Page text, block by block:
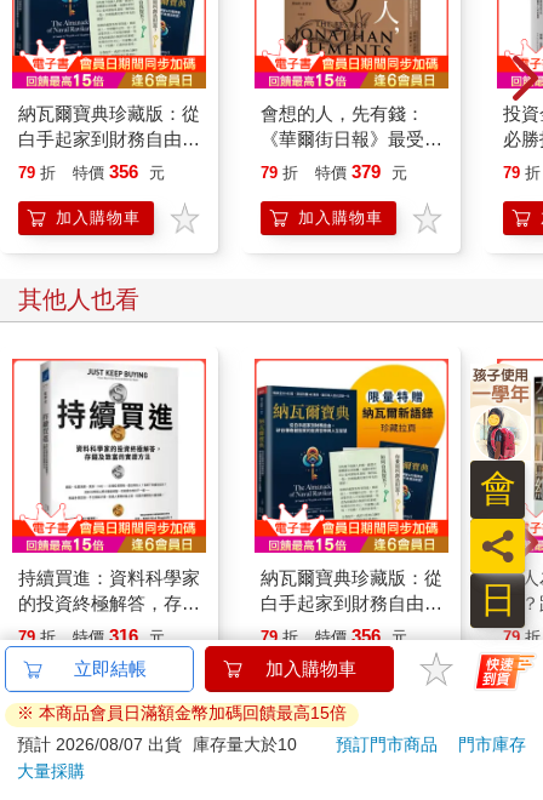
最終應該為你的財富增加1,000 ∼ 1 萬美元，若你在工作上獲得晉
陞，或是認真經營副業，你應該有大約這個級距的薪資增幅，這
能讓你存更多錢。舉例而言，從第1 階攀升至第2 階的一個好策略
是當家教賺額外收入，但若要把這策略用於第3 階，得把它擴展
成完整的副業，例如透過廣告宣傳你的服務，或是僱用更多家教
老師來你的旗下工作，這些做法有可能使這個副業收入更豐厚。
到達第4 階（100 萬∼ 1,000 萬美元）後，提高收入的最佳途徑是
透過職業轉型、創業，以及增加投資。若你能從一家公司轉至另
一家薪資大幅提升的公司，年收入增加超過1 萬美元就不是難
事，更重要的是，你不需要等站上第4 階，才去追求這1 萬美元
複執行，畢竟，在一個組織內，你能獲得的晉陞和你能作出的職
在許多產業，現金薪酬有天花板。
若你達到天花板，可能會發現自己永遠卡在第4 階。到了此時，
不太可能有另一次晉陞加薪或職業轉型能突破財富階層。因此，
從第4 階往上爬的最務實途徑便是成為企業主。你必須創立或加
入一個事業，為你賺很多錢，或是將來高價出售這事業換大錢。
縱使你的薪酬很高（例如年薪50 萬美元），單靠工作收入也不足
以使你突破第4階，自己計算一下，就能明白箇中道理。
舉例而言，想像你一年的收入達50 萬美元，在扣除稅和生活成本
後，能存20 萬美元。在此情境下，設若你剛進入第4 階（100 萬
∼1,000 萬美元），試問，要多久後，你才能進入第5 階（1,000
萬∼ 1億美元）？若你的年化投資報酬率50％，答案是得21 年
後。是的，在你剛成為百萬富翁，並且開始每年存20 萬美元、且
年化投資報酬率5%，仍得經過21 年，你才能晉升財富階梯的第5
階。就算你年化投資報酬10%，你仍然得經過近15 年，才能邁入
第5 階。
因此，若你希望有機會脫離第4 階，就必須創立或加入一個前景
遠超於現職的事業。雖然，這法則有例外──例如明星級運動員或
納瓦爾寶典珍藏版：從
白手起家到財務自由，
矽谷傳奇創投家的投資
79 折 特價 356 元
加入購物車
會想的人，先有錢：
《華爾街日報》最受歡
迎財經作家的畢生智
生的實踐清單
79 折 特價 379 元
加入購物車
投
必
鍵
79 折
其他人也看
持續買進：資料科學家
的投資終極解答，存錢
及致富的實證方法
79 折 特價 316 元
加入購物車
納瓦爾寶典珍藏版：從
白手起家到財務自由，
矽谷傳奇創投家的投資
79 折 特價 356 元
加入購物車
大
習
導
「
找
79 折
您可能也需要
立即結帳 加入購物車
※ 本商品會員日滿額金幣加碼回饋最高15倍
預計 2026/08/07 出貨
庫存量大於10 預訂門市商品
門市庫存
大量採購
日
員
會